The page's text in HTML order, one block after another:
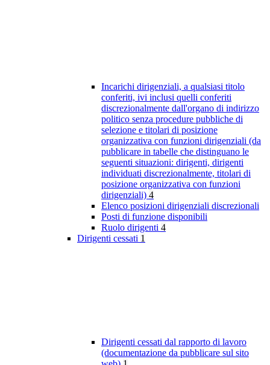
Incarichi dirigenziali, a qualsiasi titolo
conferiti, ivi inclusi quelli conferiti
discrezionalmente dall'organo di indirizzo
politico senza procedure pubbliche di
selezione e titolari di posizione
organizzativa con funzioni dirigenziali (da
pubblicare in tabelle che distinguano le
seguenti situazioni: dirigenti, dirigenti
individuati discrezionalmente, titolari di
posizione organizzativa con funzioni
dirigenziali) 4
Elenco posizioni dirigenziali discrezionali
Posti di funzione disponibili
Ruolo dirigenti 4
Dirigenti cessati 1
Dirigenti cessati dal rapporto di lavoro
(documentazione da pubblicare sul sito